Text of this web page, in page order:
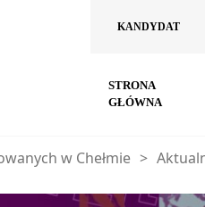
KANDYDAT
STRONA
GŁÓWNA
w Chełmie >